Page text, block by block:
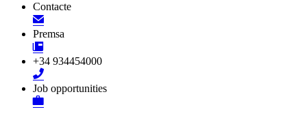
Contacte
Premsa
+34 934454000
Job opportunities